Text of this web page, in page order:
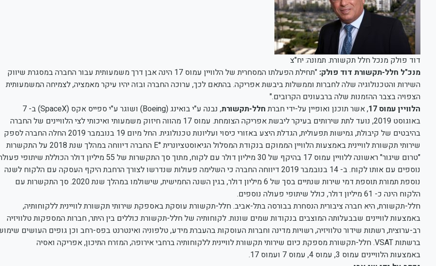
דוד פולק מנכל חלל תקשורת. תמונה: יח"צ
מנכ"ל חלל-תקשורת דוד פולק:
"תחילת הפעלתו המסחרית של הלוויין עמוס 17 הינה אבן דרך משמעותית עבור החברה במסגרת שיווק
השירות והטכנולוגיה שלה לחברות וממשלות ביבשת אפריקה. בהתאם לכך, ערוכה החברה ובזה יהיו עיקר מאמציה, לצמיחה המשמעותית
הצפויה בצבר ההזמנות שלה ברבעונים הקרובים."
הלוויין עמוס 17
, אשר תוכנן ואופיין על-ידי חברתחלל-תקשורת
, נבנה ע"י בואינג (Boeing) ושוגר ע"י ספייס אקס (SpaceX) ב- 7
באוגוסט 2019, נועד לתת שירותים בעיקר ליבשת אפריקה הצומחת. עמוס 17 מהווה חיזוק משמעותי ואיכותי לצי הלוויינים של החברה
בהיבטים של קיבולת, גמישות תפעולית, הגדלת היצע באזורי כיסוי ועליונות טכנולוגית. החל מיום 19 בנובמבר 2019 החלה החברה לספק
שירותי תקשורת לוויינית באמצעות הלוויין הממוקם בנקודת המסלול הגיאוסטציונרית °E החברה דיווחה במהלך שנת 2018 על התקשרות
"טרום שיגור" ראשונה ללוויין עמוס 17 בהיקף של 30 מיליון דולר עם לקוח, מתוך סך התקשרות של 55 מיליון דולר הכוללת שיתופי
נוספים עם אותו לקוח. ב- 14 בנובמבר 2019 דיווחה החברה כי השלימה פעולות שנדרשו לצורך הרחבת היקף העסקה עם הלקוח לשנה
נוספת תמורת תוספת דמי שירות שנתיים בסך של 6 מיליון דולר, בגין השנה החמישית, שישולמו במהלך שנת 2020. סך התקשרות עם
הלקוח הינה כ- 61 מיליון דולר, כולל שיתופי פעולה נוספים.
חלל-תקשורת, היא חברה ציבורית הנסחרת בבורסה בתל-אביב. חלל-תקשורת עוסקת באספקת שירותי תקשורת לוויינית ללקוחותיה,
באמצעות לוויינים שבבעלותה המוצבים בנקודות שמים שונות. לקוחותיה של חלל-תקשורת כוללים בין היתר, חברות המספקות טלוויזיה
רב-ערוצית, רשתות שידור טלוויזיה, רשויות מדינה וחברות העוסקות בהעברת מידע, טלפוניה ואינטרנט בפס-רחב וכן גופים העושים
ברשתות VSAT. חלל-תקשורת מספקת כיום שירותי תקשורת לוויינית ללקוחותיה ברחבי אירופה, המזרח התיכון, אפריקה ואסיה
באמצעות הלוויינים עמוס 3, עמוס 4, עמוס 7 ועמוס 17.